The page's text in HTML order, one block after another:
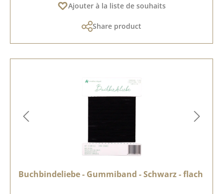
Ajouter à la liste de souhaits
Share product
Buchbindeliebe - Gummiband - Schwarz - flach